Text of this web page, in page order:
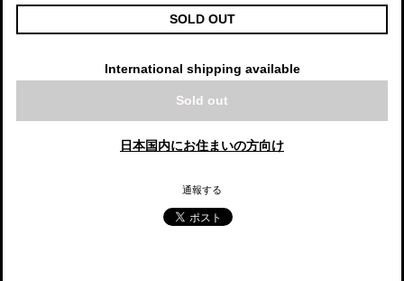
SOLD OUT
International shipping available
Sold out
日本国内にお住まいの方向け
通報する